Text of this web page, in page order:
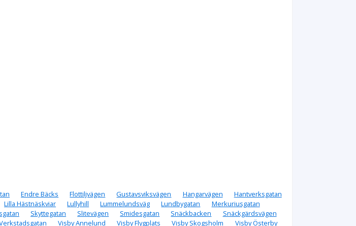
Endre Bäcks Flottiljvägen Gustavsviksvägen Hangarvägen
Hantverksgatan
Lilla Hästnäskviar Lullyhill Lummelundsväg Lundbygatan
Merkuriusgatan
Skyttegatan Slitevägen Smidesgatan Snäckbacken
Snäckgärdsvägen
Visby Annelund Visby Flygplats Visby Skogsholm Visby Österby